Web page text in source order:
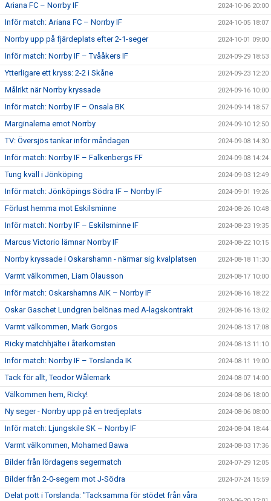
Ariana FC – Norrby IF 2024-10-06 20:00
Inför match: Ariana FC – Norrby IF 2024-10-05 18:07
Norrby upp på fjärdeplats efter 2-1-seger 2024-10-01 09:00
Inför match: Norrby IF – Tvååkers IF 2024-09-29 18:53
Ytterligare ett kryss: 2-2 i Skåne 2024-09-23 12:20
Målrikt när Norrby kryssade 2024-09-16 10:00
Inför match: Norrby IF – Onsala BK 2024-09-14 18:57
Marginalerna emot Norrby 2024-09-10 12:50
TV: Översjös tankar inför måndagen 2024-09-08 14:30
Inför match: Norrby IF – Falkenbergs FF 2024-09-08 14:24
Tung kväll i Jönköping 2024-09-03 12:49
Inför match: Jönköpings Södra IF – Norrby IF 2024-09-01 19:26
Förlust hemma mot Eskilsminne 2024-08-26 10:48
Inför match: Norrby IF – Eskilsminne IF 2024-08-23 19:35
Marcus Victorio lämnar Norrby IF 2024-08-22 10:15
Norrby kryssade i Oskarshamn - närmar sig kvalplatsen 2024-08-18 11:30
Varmt välkommen, Liam Olausson 2024-08-17 10:00
Inför match: Oskarshamns AIK – Norrby IF 2024-08-16 18:22
Oskar Gaschet Lundgren belönas med A-lagskontrakt 2024-08-16 13:02
Varmt välkommen, Mark Gorgos 2024-08-13 17:08
Ricky matchhjälte i återkomsten 2024-08-13 11:10
Inför match: Norrby IF – Torslanda IK 2024-08-11 19:00
Tack för allt, Teodor Wålemark 2024-08-07 14:00
Välkommen hem, Ricky! 2024-08-06 18:00
Ny seger - Norrby upp på en tredjeplats 2024-08-06 08:00
Inför match: Ljungskile SK – Norrby IF 2024-08-04 18:44
Varmt välkommen, Mohamed Bawa 2024-08-03 17:36
Bilder från lördagens segermatch 2024-07-29 12:05
Bilder från 2-0-segern mot J-Södra 2024-07-24 15:59
Delat pott i Torslanda: "Tacksamma för stödet från våra